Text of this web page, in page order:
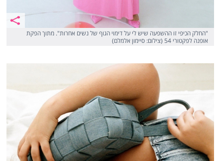
"החלק הכיפי זו ההשפעה שיש לי על דימוי הגוף של נשים אחרות". מתוך הפקת
אופנה לפקטורי 54 (צילום: סיימון אלמלם)